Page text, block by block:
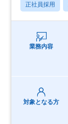
正社員採用
業務内容
対象となる方